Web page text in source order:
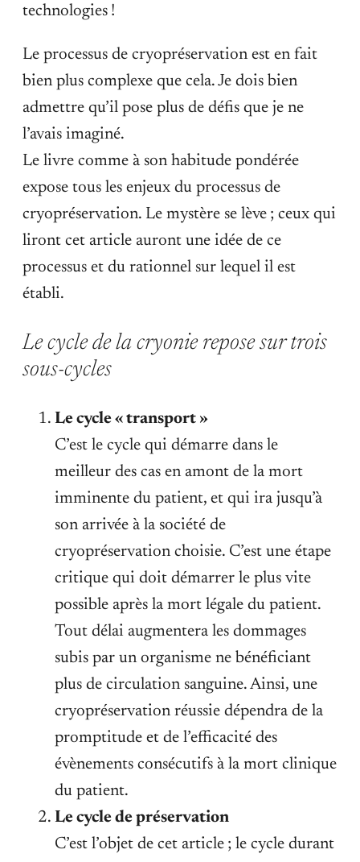
technologies !
Le processus de cryopréservation est en fait
bien plus complexe que cela. Je dois bien
admettre qu’il pose plus de défis que je ne
l’avais imaginé.
Le livre comme à son habitude pondérée
expose tous les enjeux du processus de
cryopréservation. Le mystère se lève ; ceux qui
liront cet article auront une idée de ce
processus et du rationnel sur lequel il est
établi.
Le cycle de la cryonie repose sur trois
sous-cycles
Le cycle « transport »
C’est le cycle qui démarre dans le
meilleur des cas en amont de la mort
imminente du patient, et qui ira jusqu’à
son arrivée à la société de
cryopréservation choisie. C’est une étape
critique qui doit démarrer le plus vite
possible après la mort légale du patient.
Tout délai augmentera les dommages
subis par un organisme ne bénéficiant
plus de circulation sanguine. Ainsi, une
cryopréservation réussie dépendra de la
promptitude et de l’efficacité des
évènements consécutifs à la mort clinique
du patient.
Le cycle de préservation
C’est l’objet de cet article ; le cycle durant